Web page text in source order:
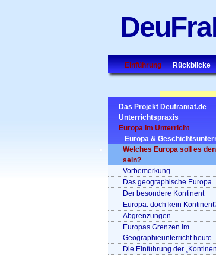
Einführung Rückblicke
Das Projekt Deuframat.de
Unterrichtspraxis
Europa im Unterricht
Europa &
Welches Europa soll es
sein?
Vorbemerkung
Das geographische Europa
Der besondere Kontinent
Europa: doch kein
Abgrenzungen
Europas Grenzen im
Geographieunterricht heute
Die Einführung der